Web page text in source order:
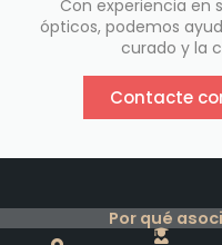
Con experiencia en
ópticos, podemos
curado y la
Contacte
Por qué